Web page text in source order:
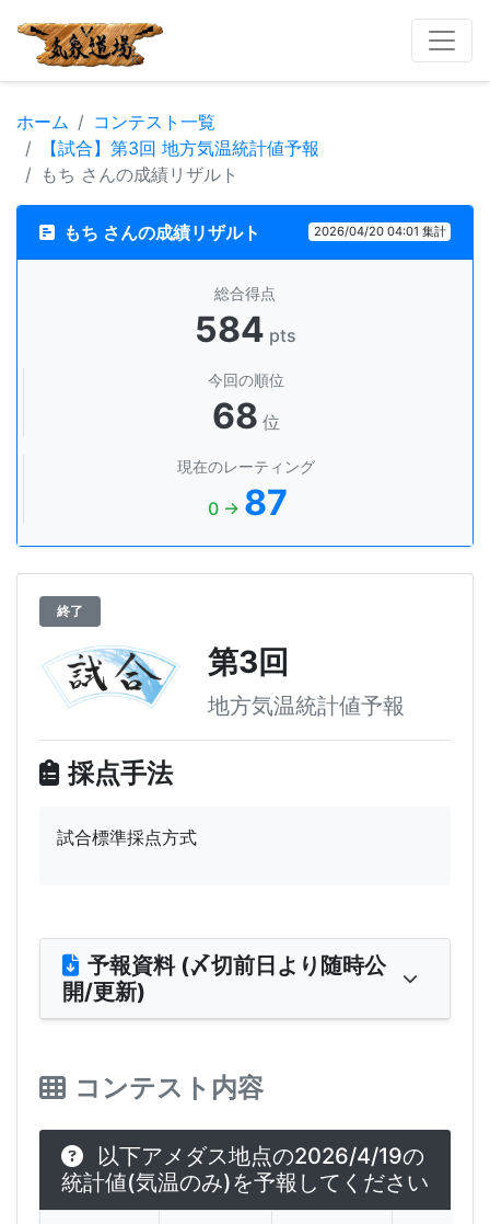
ホーム
コンテスト一覧
【試合】第3回 地方気温統計値予報
もち さんの成績リザルト
もち さんの成績リザルト 2026/04/20 04:01 集計
総合得点
584 pts
今回の順位
68 位
現在のレーティング
0 → 87
終了
第3回
地方気温統計値予報
採点手法
試合標準採点方式
予報資料 (〆切前日より随時公
開/更新)
コンテスト内容
以下アメダス地点の2026/4/19の
統計値(気温のみ)を予報してください